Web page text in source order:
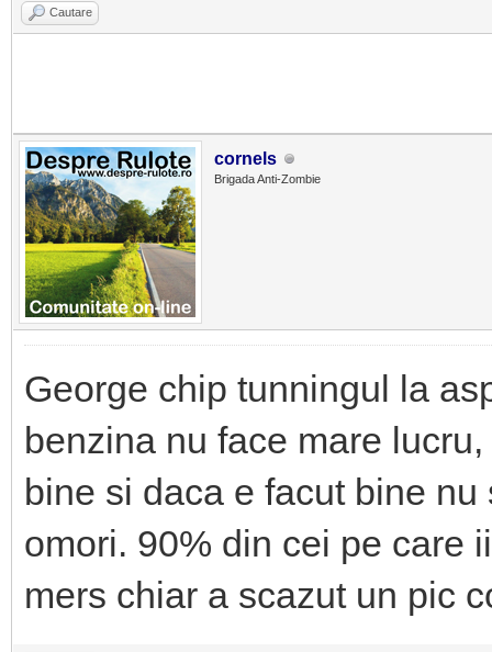
Cautare
cornels
Brigada Anti-Zombie
George chip tunningul la
benzina nu face mare
bine si daca e facut bine
omori. 90% din cei pe care
mers chiar a scazut un pic